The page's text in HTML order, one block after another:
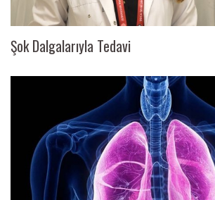
Şok Dalgalarıyla Tedavi